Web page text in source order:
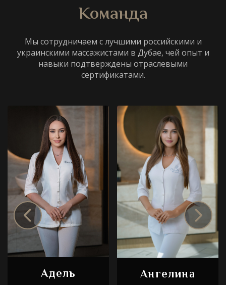
Команда
Мы сотрудничаем с лучшими российскими и
украинскими массажистами в Дубае, чей опыт и
навыки подтверждены отраслевыми
сертификатами.
Адель Ангелина